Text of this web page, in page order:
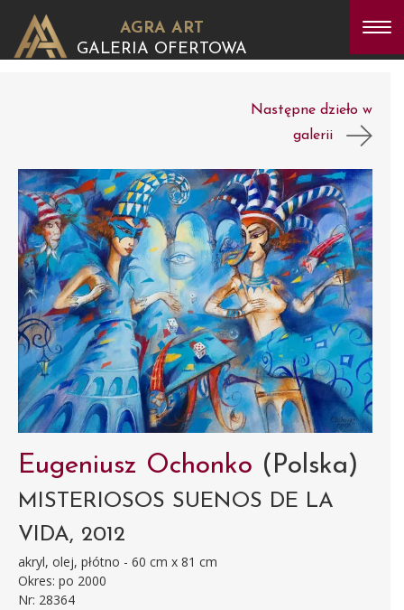
AGRA ART
GALERIA OFERTOWA
Następne dzieło w
galerii
Eugeniusz Ochonko (Polska)
MISTERIOSOS SUENOS DE LA
VIDA, 2012
akryl, olej, płótno - 60 cm x 81 cm
Okres: po 2000
Nr: 28364